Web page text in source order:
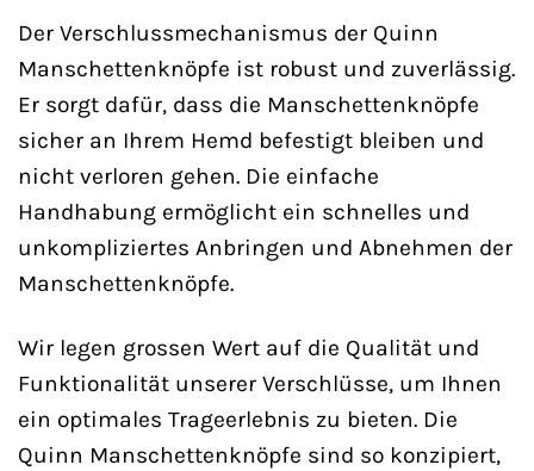
Der Verschlussmechanismus der Quinn
Manschettenknöpfe ist robust und zuverlässig.
Er sorgt dafür, dass die Manschettenknöpfe
sicher an Ihrem Hemd befestigt bleiben und
nicht verloren gehen. Die einfache
Handhabung ermöglicht ein schnelles und
unkompliziertes Anbringen und Abnehmen der
Manschettenknöpfe.
Wir legen grossen Wert auf die Qualität und
Funktionalität unserer Verschlüsse, um Ihnen
ein optimales Trageerlebnis zu bieten. Die
Quinn Manschettenknöpfe sind so konzipiert,